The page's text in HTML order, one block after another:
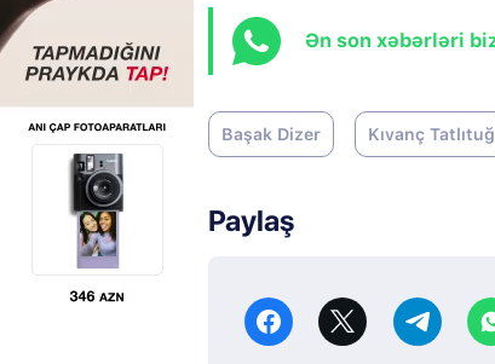
Ən son xəbərləri
Başak Dizer Kıvanç Tatlıtuğ
Paylaş